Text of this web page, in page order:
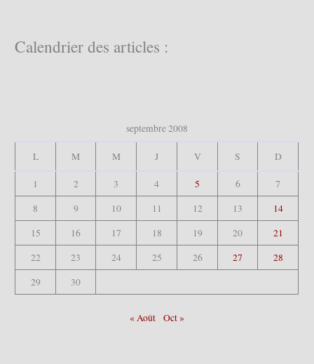
c
h
Calendrier des articles :
septembre 2008
L M M J V S D
1 2 3 4 5 6
7
8
9 10 11 12 13
14
15
16 17 18 19 20
21
22
23 24 25 26 27
28
29
30
« Août Oct »